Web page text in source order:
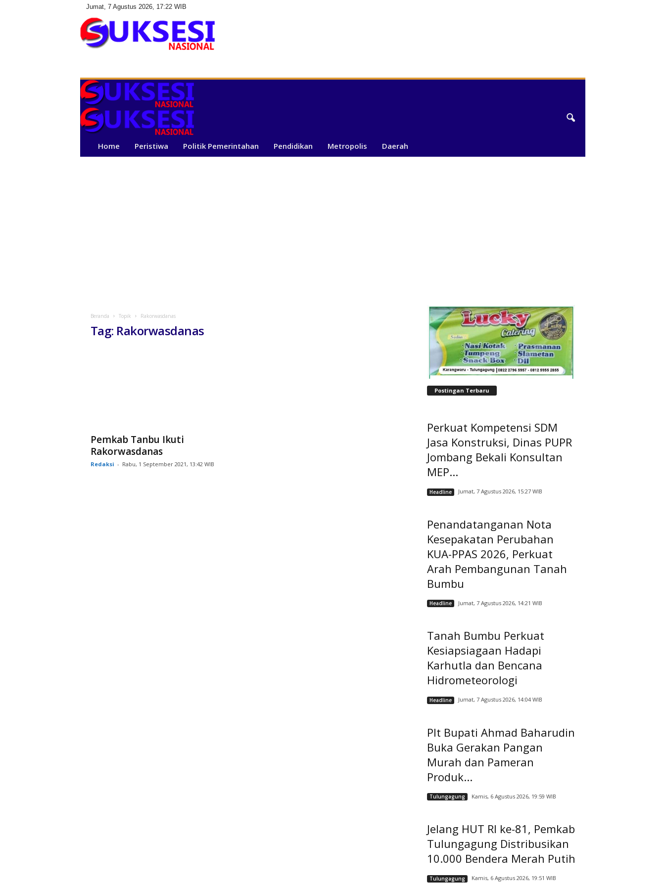
Jumat, 7 Agustus 2026, 17:22 WIB
s
e
i
N
i
Home Peristiwa Politik Pemerintahan Pendidikan Metropolis Daerah
Beranda Topik Rakorwasdanas
Tag: Rakorwasdanas
Pemkab Tanbu Ikuti
Rakorwasdanas
Redaksi - Rabu, 1 September 2021, 13:42 WIB
Postingan Terbaru
Perkuat Kompetensi SDM
Jasa Konstruksi, Dinas PUPR
Jombang Bekali Konsultan
MEP...
Headline Jumat, 7 Agustus 2026, 15:27 WIB
Penandatanganan Nota
Kesepakatan Perubahan
KUA-PPAS 2026, Perkuat
Arah Pembangunan Tanah
Bumbu
Headline Jumat, 7 Agustus 2026, 14:21 WIB
Tanah Bumbu Perkuat
Kesiapsiagaan Hadapi
Karhutla dan Bencana
Hidrometeorologi
Headline Jumat, 7 Agustus 2026, 14:04 WIB
Plt Bupati Ahmad Baharudin
Buka Gerakan Pangan
Murah dan Pameran
Produk...
Tulungagung Kamis, 6 Agustus 2026, 19:59 WIB
Jelang HUT RI ke-81, Pemkab
Tulungagung Distribusikan
10.000 Bendera Merah Putih
Tulungagung Kamis, 6 Agustus 2026, 19:51 WIB